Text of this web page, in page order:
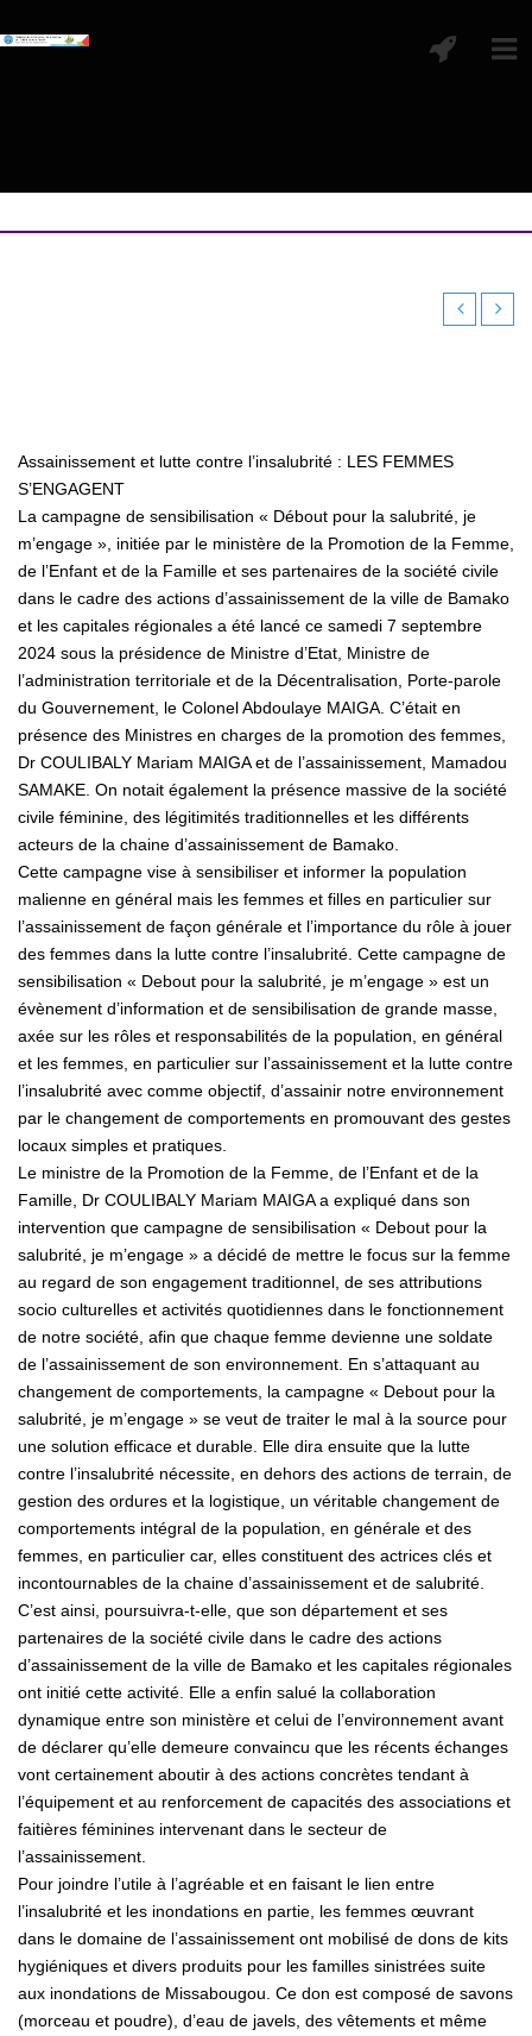
Assainissement et lutte contre l’insalubrité : LES FEMMES
S’ENGAGENT
La campagne de sensibilisation « Débout pour la salubrité, je
m’engage », initiée par le ministère de la Promotion de la Femme,
de l’Enfant et de la Famille et ses partenaires de la société civile
dans le cadre des actions d’assainissement de la ville de Bamako
et les capitales régionales a été lancé ce samedi 7 septembre
2024 sous la présidence de Ministre d’Etat, Ministre de
l’administration territoriale et de la Décentralisation, Porte-parole
du Gouvernement, le Colonel Abdoulaye MAIGA. C’était en
présence des Ministres en charges de la promotion des femmes,
Dr COULIBALY Mariam MAIGA et de l’assainissement, Mamadou
SAMAKE. On notait également la présence massive de la société
civile féminine, des légitimités traditionnelles et les différents
acteurs de la chaine d’assainissement de Bamako.
Cette campagne vise à sensibiliser et informer la population
malienne en général mais les femmes et filles en particulier sur
l’assainissement de façon générale et l’importance du rôle à jouer
des femmes dans la lutte contre l’insalubrité. Cette campagne de
sensibilisation « Debout pour la salubrité, je m’engage » est un
évènement d’information et de sensibilisation de grande masse,
axée sur les rôles et responsabilités de la population, en général
et les femmes, en particulier sur l’assainissement et la lutte contre
l’insalubrité avec comme objectif, d’assainir notre environnement
par le changement de comportements en promouvant des gestes
locaux simples et pratiques.
Le ministre de la Promotion de la Femme, de l’Enfant et de la
Famille, Dr COULIBALY Mariam MAIGA a expliqué dans son
intervention que campagne de sensibilisation « Debout pour la
salubrité, je m’engage » a décidé de mettre le focus sur la femme
au regard de son engagement traditionnel, de ses attributions
socio culturelles et activités quotidiennes dans le fonctionnement
de notre société, afin que chaque femme devienne une soldate
de l’assainissement de son environnement. En s’attaquant au
changement de comportements, la campagne « Debout pour la
salubrité, je m’engage » se veut de traiter le mal à la source pour
une solution efficace et durable. Elle dira ensuite que la lutte
contre l’insalubrité nécessite, en dehors des actions de terrain, de
gestion des ordures et la logistique, un véritable changement de
comportements intégral de la population, en générale et des
femmes, en particulier car, elles constituent des actrices clés et
incontournables de la chaine d’assainissement et de salubrité.
C’est ainsi, poursuivra-t-elle, que son département et ses
partenaires de la société civile dans le cadre des actions
d’assainissement de la ville de Bamako et les capitales régionales
ont initié cette activité. Elle a enfin salué la collaboration
dynamique entre son ministère et celui de l’environnement avant
de déclarer qu’elle demeure convaincu que les récents échanges
vont certainement aboutir à des actions concrètes tendant à
l’équipement et au renforcement de capacités des associations et
faitières féminines intervenant dans le secteur de
l’assainissement.
Pour joindre l’utile à l’agréable et en faisant le lien entre
l’insalubrité et les inondations en partie, les femmes œuvrant
dans le domaine de l’assainissement ont mobilisé de dons de kits
hygiéniques et divers produits pour les familles sinistrées suite
aux inondations de Missabougou. Ce don est composé de savons
(morceau et poudre), d’eau de javels, des vêtements et même